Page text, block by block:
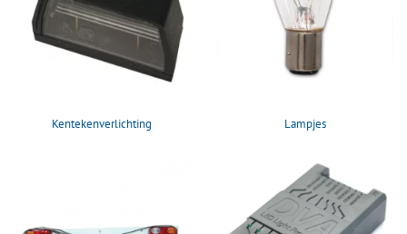
Kentekenverlichting Lampjes